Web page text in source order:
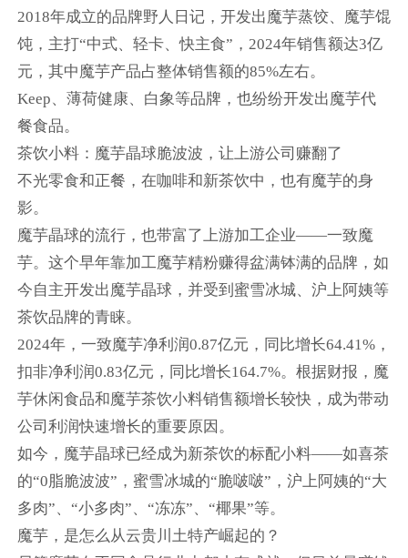
2018年成立的品牌野人日记，开发出魔芋蒸饺、魔芋馄
饨，主打“中式、轻卡、快主食”，2024年销售额达3亿
元，其中魔芋产品占整体销售额的85%左右。
Keep、薄荷健康、白象等品牌，也纷纷开发出魔芋代
餐食品。
茶饮小料：魔芋晶球脆波波，让上游公司赚翻了
不光零食和正餐，在咖啡和新茶饮中，也有魔芋的身
影。
魔芋晶球的流行，也带富了上游加工企业——一致魔
芋。这个早年靠加工魔芋精粉赚得盆满钵满的品牌，如
今自主开发出魔芋晶球，并受到蜜雪冰城、沪上阿姨等
茶饮品牌的青睐。
2024年，一致魔芋净利润0.87亿元，同比增长64.41%，
扣非净利润0.83亿元，同比增长164.7%。根据财报，魔
芋休闲食品和魔芋茶饮小料销售额增长较快，成为带动
公司利润快速增长的重要原因。
如今，魔芋晶球已经成为新茶饮的标配小料——如喜茶
的“0脂脆波波”，蜜雪冰城的“脆啵啵”，沪上阿姨的“大
多肉”、“小多肉”、“冻冻”、“椰果”等。
魔芋，是怎么从云贵川土特产崛起的？